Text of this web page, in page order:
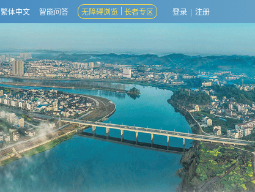
繁体中文 智能问答 无障碍浏览 长者专区 登录 | 注册